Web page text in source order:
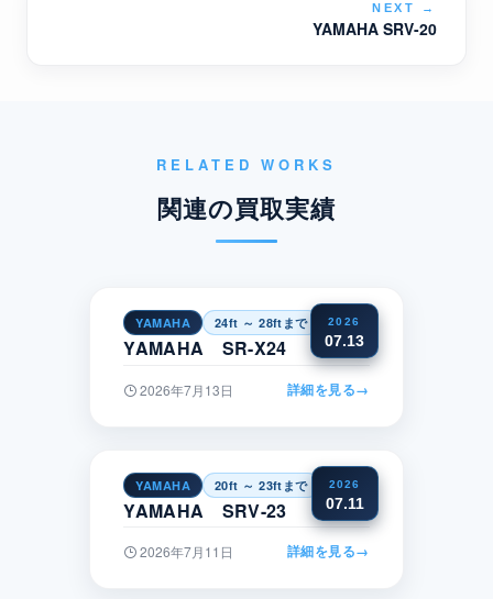
NEXT →
YAMAHA SRV-20
RELATED WORKS
関連の買取実績
2026
07.13
YAMAHA 24ft ～ 28ftまで 関東
YAMAHA SR-X24
2026年7月13日 詳細を見る→
2026
07.11
YAMAHA 20ft ～ 23ftまで 中国
YAMAHA SRV-23
2026年7月11日 詳細を見る→